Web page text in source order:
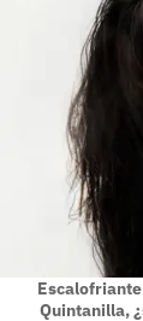
Quintanilla,